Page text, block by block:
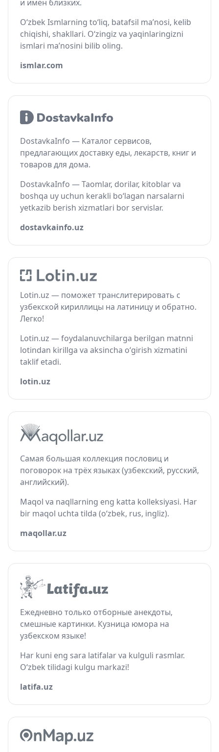
и имён близких.
O‘zbek Ismlarning to‘liq, batafsil ma’nosi, kelib
chiqishi, shakllari. O‘zingiz va yaqinlaringizni
ismlari ma’nosini bilib oling.
ismlar.com
DostavkaInfo — Каталог сервисов,
предлагающих доставку еды, лекарств, книг и
товаров для дома.
DostavkaInfo — Taomlar, dorilar, kitoblar va
boshqa uy uchun kerakli bo‘lagan narsalarni
yetkazib berish xizmatlari bor servislar.
dostavkainfo.uz
Lotin.uz — поможет транслитерировать с
узбекской кириллицы на латиницу и обратно.
Легко!
Lotin.uz — foydalanuvchilarga berilgan matnni
lotindan kirillga va aksincha o‘girish xizmatini
taklif etadi.
lotin.uz
Самая большая коллекция пословиц и
поговорок на трёх языках (узбекский, русский,
английский).
Maqol va naqllarning eng katta kolleksiyasi. Har
bir maqol uchta tilda (o‘zbek, rus, ingliz).
maqollar.uz
Ежедневно только отборные анекдоты,
смешные картинки. Кузница юмора на
узбекском языке!
Har kuni eng sara latifalar va kulguli rasmlar.
O‘zbek tilidagi kulgu markazi!
latifa.uz